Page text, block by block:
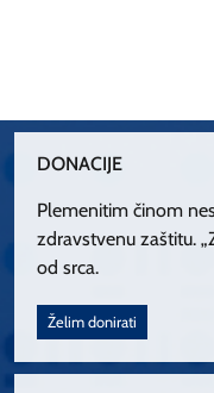
DONACIJE
Plemenitim činom
zdravstvenu zaštitu.
od srca.
Želim donirati